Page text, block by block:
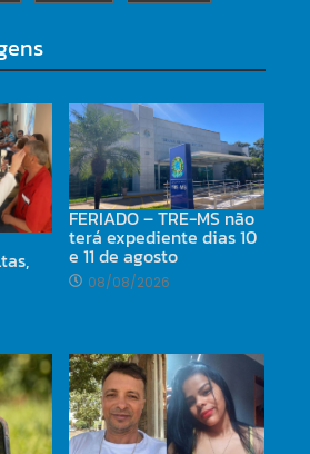
FERIADO – TRE-MS não
terá expediente dias 10
e 11 de agosto
08/08/2026